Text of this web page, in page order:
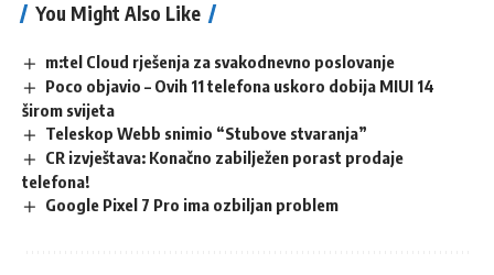
You Might Also Like
m:tel Cloud rješenja za svakodnevno poslovanje
Poco objavio – Ovih 11 telefona uskoro dobija MIUI 14
širom svijeta
Teleskop Webb snimio “Stubove stvaranja”
CR izvještava: Konačno zabilježen porast prodaje
telefona!
Google Pixel 7 Pro ima ozbiljan problem